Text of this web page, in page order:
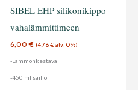
SIBEL EHP silikonikippo
vahalämmittimeen
6,00€ (4,78€ alv. 0%)
-Lämmönkestävä
-450 ml säiliö